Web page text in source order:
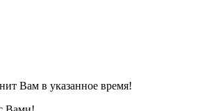
Вам в указанное время!